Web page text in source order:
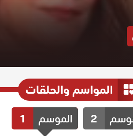
المواسم والحلقات
2 الموسم 1